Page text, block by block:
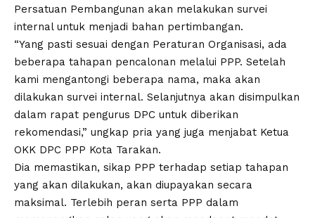
Persatuan Pembangunan akan melakukan survei
internal untuk menjadi bahan pertimbangan.
“Yang pasti sesuai dengan Peraturan Organisasi, ada
beberapa tahapan pencalonan melalui PPP. Setelah
kami mengantongi beberapa nama, maka akan
dilakukan survei internal. Selanjutnya akan disimpulkan
dalam rapat pengurus DPC untuk diberikan
rekomendasi,” ungkap pria yang juga menjabat Ketua
OKK DPC PPP Kota Tarakan.
Dia memastikan, sikap PPP terhadap setiap tahapan
yang akan dilakukan, akan diupayakan secara
maksimal. Terlebih peran serta PPP dalam